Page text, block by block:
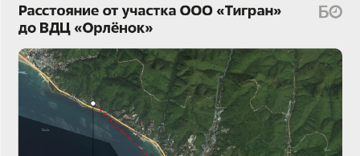
По долгам поручился лично Зиганшин,
но заемщики не вовремя погашали сумму
основного долга и проценты, в связи с чем банк
направил ПСО и Зиганшину требование
о досрочном погашении, но оно осталось без
ответа. По состоянию на 15 ноября 2019-го
общая сумма просроченной задолженности